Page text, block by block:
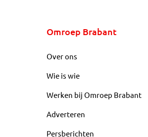
Omroep Brabant
Over ons
Wie is wie
Werken bij Omroep Brabant
Adverteren
Persberichten